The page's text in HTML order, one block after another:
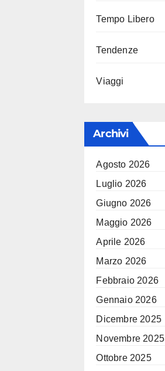
Tempo Libero
Tendenze
Viaggi
Archivi
Agosto 2026
Luglio 2026
Giugno 2026
Maggio 2026
Aprile 2026
Marzo 2026
Febbraio 2026
Gennaio 2026
Dicembre 2025
Novembre 2025
Ottobre 2025